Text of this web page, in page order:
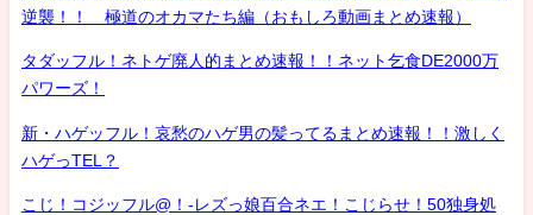
逆襲！！ 極道のオカマたち編（おもしろ動画まとめ速報）
タダッフル！ネトゲ廃人的まとめ速報！！ネット乞食DE2000万
パワーズ！
新・ハゲッフル！哀愁のハゲ男の髪ってるまとめ速報！！激しく
ハゲっTEL？
こじ！コジッフル@！-レズっ娘百合ネエ！こじらせ！50独身処